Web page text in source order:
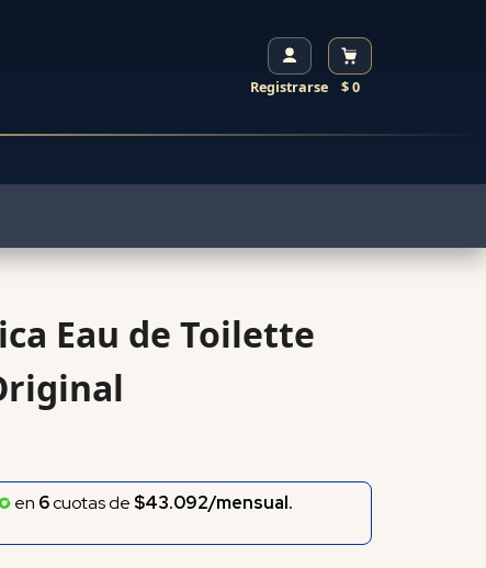
Registrarse $ 0
Eau de Toilette
en 6cuotas de $43.092/mensual.